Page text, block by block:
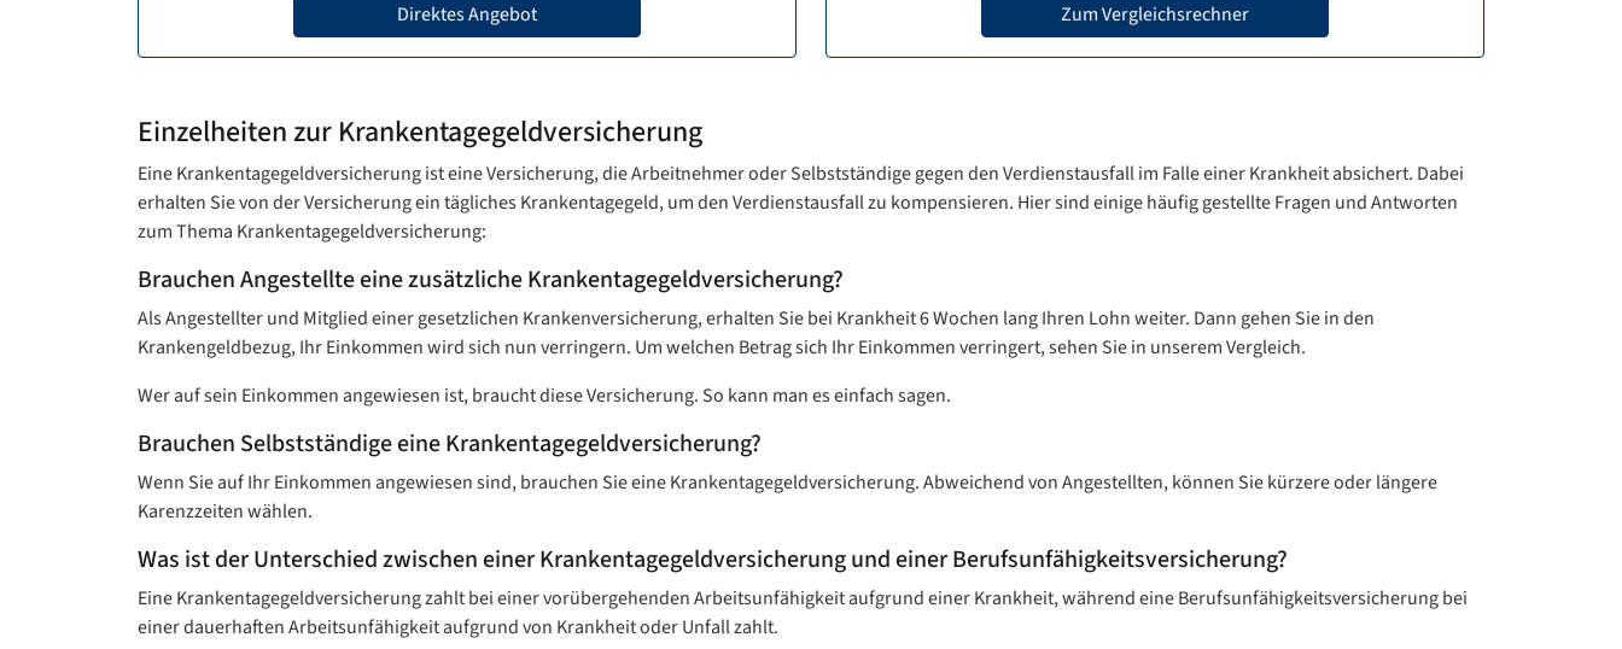
Direktes Angebot Zum Vergleichsrechner
Einzelheiten zur Krankentagegeld­versicherung
Eine Krankentagegeld­versicherung ist eine Versicherung, die Arbeitnehmer oder Selbstständige gegen den Verdienstausfall im Falle einer Krankheit absichert. Dabei
erhalten Sie von der Versicherung ein tägliches Krankentagegeld, um den Verdienstausfall zu kompensieren. Hier sind einige häufig gestellte Fragen und Antworten
zum Thema Krankentagegeldversicherung:
Brauchen Angestellte eine zusätzliche Krankentagegeld­versicherung?
Als Angestellter und Mitglied einer gesetzlichen Krankenversicherung, erhalten Sie bei Krankheit 6 Wochen lang Ihren Lohn weiter. Dann gehen Sie in den
Krankengeldbezug, Ihr Einkommen wird sich nun verringern. Um welchen Betrag sich Ihr Einkommen verringert, sehen Sie in unserem Vergleich.
Wer auf sein Einkommen angewiesen ist, braucht diese Versicherung. So kann man es einfach sagen.
Brauchen Selbstständige eine Krankentagegeld­versicherung?
Wenn Sie auf Ihr Einkommen angewiesen sind, brauchen Sie eine Krankentagegeld­versicherung. Abweichend von Angestellten, können Sie kürzere oder längere
Karenzzeiten wählen.
Was ist der Unterschied zwischen einer Krankentagegeld­versicherung und einer Berufsunfähigkeits­versicherung?
Eine Krankentagegeld­versicherung zahlt bei einer vorübergehenden Arbeitsunfähigkeit aufgrund einer Krankheit, während eine Berufsunfähigkeitsversicherung bei
einer dauerhaften Arbeitsunfähigkeit aufgrund von Krankheit oder Unfall zahlt.